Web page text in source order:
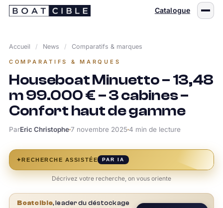
Passer
Catalogue
Accueil / News / Comparatifs & marques
COMPARATIFS & MARQUES
Houseboat Minuetto – 13,48
m 99.000 € – 3 cabines –
Confort haut de gamme
ParEric Christophe7 novembre 2025 4 min de lecture
✦RECHERCHE ASSISTÉE PAR IA
Décrivez votre recherche, on vous oriente
Boatcible, leader du déstockage